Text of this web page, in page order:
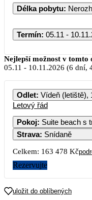
Délka pobytu:
Termín: 05.11 -
PO ÚT
2 3
9
88 029
16
88 029
17
89 549
Nejlepší možnost v tomto
05.11 - 10.11.2026 (6 dní,
Odlet: Vídeň (letiště),
Letový řád
Pokoj:
Strava: Snídaně
Celkem: 163 478 Kč
Rezervujte
uložit do oblíbených